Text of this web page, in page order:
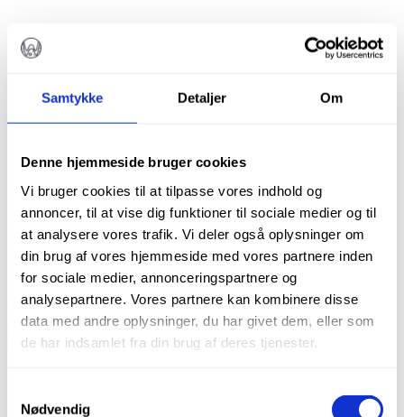
Samtykke Detaljer Om
Denne hjemmeside bruger cookies
Vi bruger cookies til at tilpasse vores indhold og
annoncer, til at vise dig funktioner til sociale medier og til
at analysere vores trafik. Vi deler også oplysninger om
din brug af vores hjemmeside med vores partnere inden
for sociale medier, annonceringspartnere og
analysepartnere. Vores partnere kan kombinere disse
data med andre oplysninger, du har givet dem, eller som
de har indsamlet fra din brug af deres tjenester.
Nødvendig
DIAMANT CYLINDER
DIATECH G837/012
kr.92,00
Diatech diamantbor
Pakke m. 5 stk.
Ikke på lager
Varenummer (SKU): 60032050 Kategorier: Alle produkter
Cylindriske diamantbor,Diamanter